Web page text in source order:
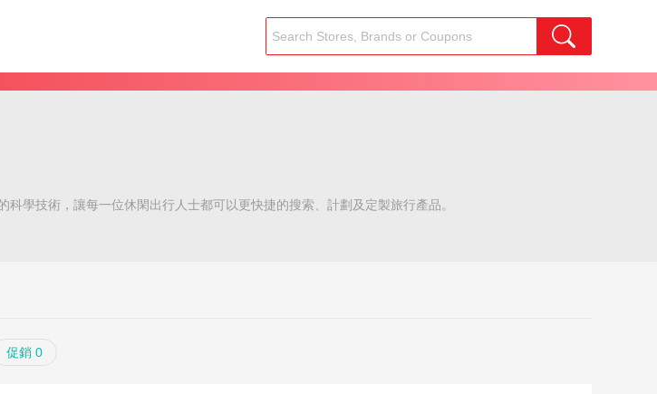
學技術，讓每一位休閑出行人士都可以更快捷的搜索、計劃及定製旅行產品。
促銷 0